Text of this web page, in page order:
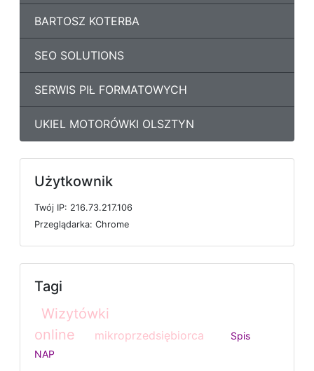
BARTOSZ KOTERBA
SEO SOLUTIONS
SERWIS PIŁ FORMATOWYCH
UKIEL MOTORÓWKI OLSZTYN
Użytkownik
Twój IP: 216.73.217.106
Przeglądarka: Chrome
Tagi
Wizytówki
online
mikroprzedsiębiorca
Spis
NAP